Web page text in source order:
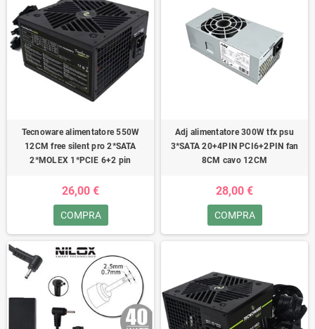
Tecnoware alimentatore 550W
12CM free silent pro 2*SATA
2*MOLEX 1*PCIE 6+2 pin
26,00 €
COMPRA
Adj alimentatore 300W tfx psu
3*SATA 20+4PIN PCI6+2PIN fan
8CM cavo 12CM
28,00 €
COMPRA